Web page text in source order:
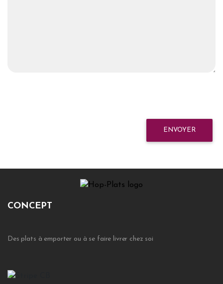
ENVOYER
CONCEPT
Des plats à emporter ou à se faire livrer chez soi